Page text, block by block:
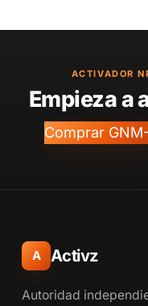
ACTIVADOR
Empieza a
Comprar
A Activz
Autoridad